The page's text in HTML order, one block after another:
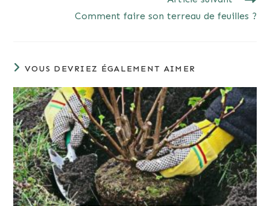
Comment faire son terreau de feuilles ?
VOUS DEVRIEZ ÉGALEMENT AIMER